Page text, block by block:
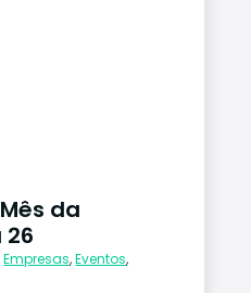
da
Empresas,Eventos,